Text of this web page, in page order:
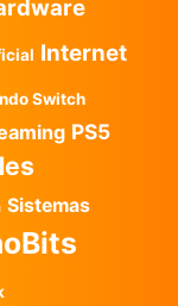
Internet
Switch
PS5
Sistemas